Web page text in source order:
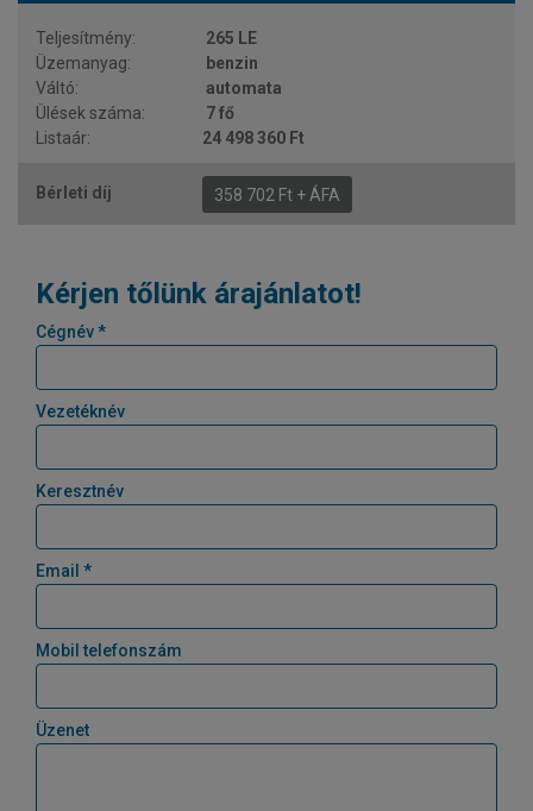
265 LE
benzin
automata
7 fő
24 498 360 Ft
358 702 Ft + ÁFA
Kérjen tőlünk árajánlatot!
Cégnév *
Vezetéknév
Keresztnév
Email *
Mobil telefonszám
Üzenet